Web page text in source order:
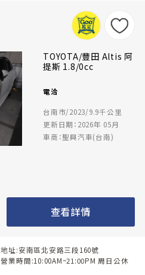
TOYOTA/豐田 Altis 阿
提斯 1.8/0cc
電洽
台南市/2023/9.9千公里
更新日期：2026年 05月
車商：聖興汽車(台南)
查看詳情
地址:安南區北安路三段160號
營業時間:10:00AM~21:00PM 周日公休